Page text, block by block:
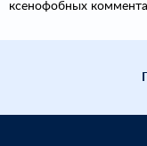
ксенофобных